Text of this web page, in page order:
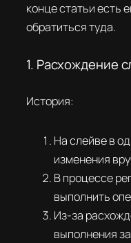
конце статьи есть
обратиться туда.
1. Расхождение
История:
На слейве в
изменения
В процессе
выполнить
Из-за
выполнения